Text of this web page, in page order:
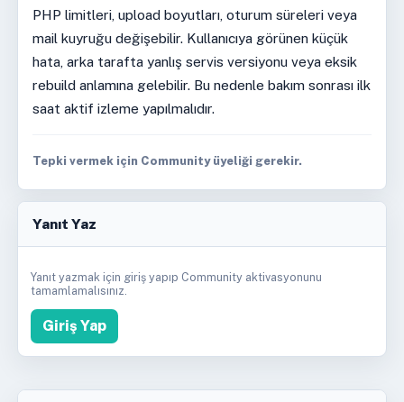
PHP limitleri, upload boyutları, oturum süreleri veya
mail kuyruğu değişebilir. Kullanıcıya görünen küçük
hata, arka tarafta yanlış servis versiyonu veya eksik
rebuild anlamına gelebilir. Bu nedenle bakım sonrası ilk
saat aktif izleme yapılmalıdır.
Tepki vermek için Community üyeliği gerekir.
Yanıt Yaz
Yanıt yazmak için giriş yapıp Community aktivasyonunu
tamamlamalısınız.
Giriş Yap